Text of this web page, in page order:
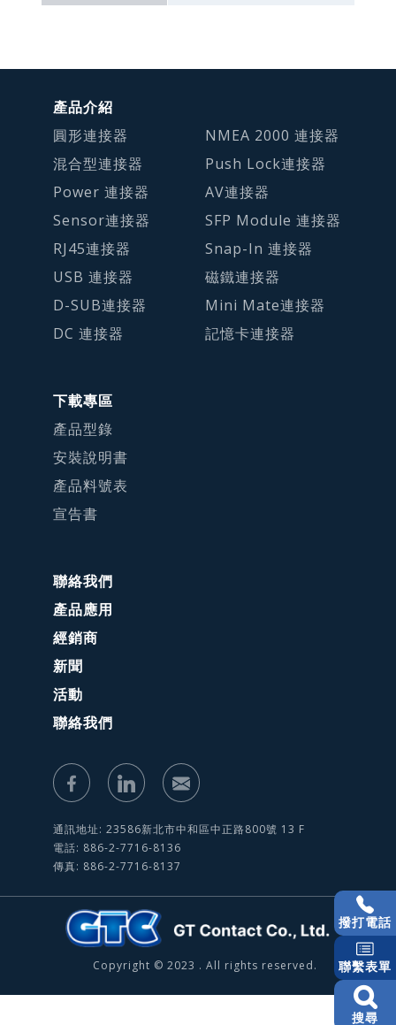
產品介紹
圓形連接器
混合型連接器
Power 連接器
Sensor連接器
RJ45連接器
USB 連接器
D-SUB連接器
DC 連接器
NMEA 2000 連接器
Push Lock連接器
AV連接器
SFP Module 連接器
Snap-In 連接器
磁鐵連接器
Mini Mate連接器
記憶卡連接器
下載專區
產品型錄
安裝說明書
產品料號表
宣告書
聯絡我們
產品應用
經銷商
新聞
活動
聯絡我們
通訊地址: 23586新北市中和區中正路800號 13 F
電話: 886-2-7716-8136
傳真: 886-2-7716-8137
Copyright © 2023 . All rights reserved.
撥打電話
聯繫表單
搜尋